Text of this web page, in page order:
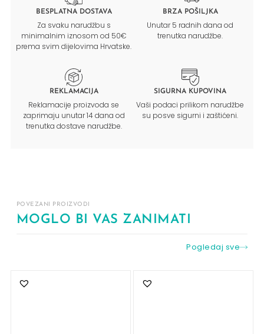
BESPLATNA DOSTAVA
Za svaku narudžbu s
minimalnim iznosom od 50€
prema svim dijelovima Hrvatske.
BRZA POŠILJKA
Unutar 5 radnih dana od
trenutka narudžbe.
REKLAMACIJA
Reklamacije proizvoda se
zaprimaju unutar 14 dana od
trenutka dostave narudžbe.
SIGURNA KUPOVINA
Vaši podaci prilikom narudžbe
su posve sigurni i zaštićeni.
POVEZANI PROIZVODI
MOGLO BI VAS ZANIMATI
Pogledaj sve